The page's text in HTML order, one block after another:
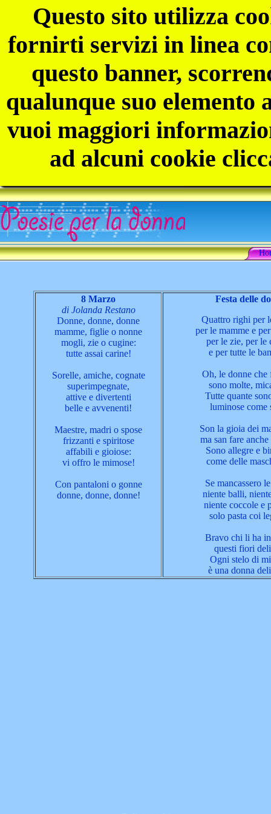
Questo sito utilizza
fornirti servizi in linea
questo banner,
qualunque suo elemento
vuoi maggiori
ad alcuni cookie
8 Marzo
di Jolanda Restano
Donne, donne, donne
mamme, figlie o nonne
mogli, zie o cugine:
tutte assai carine!
Sorelle, amiche, cognate
superimpegnate,
attive e divertenti
belle e avvenenti!
Maestre, madri o spose
frizzanti e spiritose
affabili e gioiose:
vi offro le mimose!
Con pantaloni o gonne
donne, donne, donne!
Festa delle
Quattro righi per
per le mamme e
per le zie, per le
e per tutte le
Oh, le donne che
sono molte,
Tutte quante
luminose come
Son la gioia dei
ma san fare
Sono allegre e
come delle
Se mancassero
niente balli,
niente coccole e
solo pasta coi
Bravo chi li ha
questi fiori
Ogni stelo di
è una donna